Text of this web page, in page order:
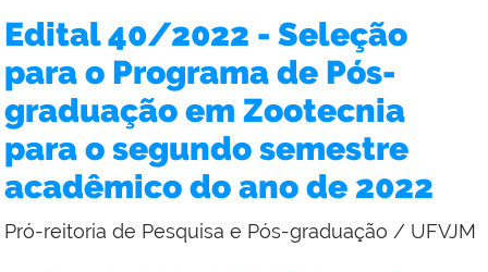
Edital 40/2022 - Seleção
para o Programa de Pós-
graduação em Zootecnia
para o segundo semestre
acadêmico do ano de 2022
Pró-reitoria de Pesquisa e Pós-graduação / UFVJM